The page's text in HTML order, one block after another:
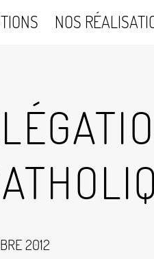
NOS
2012